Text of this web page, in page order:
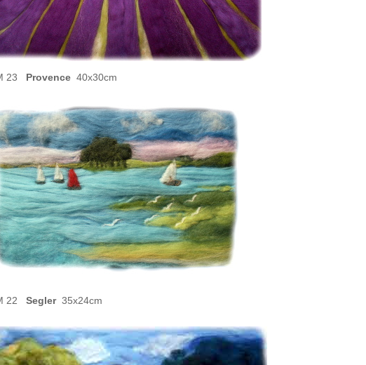
23 Provence 40x30cm
22Segler35x24cm